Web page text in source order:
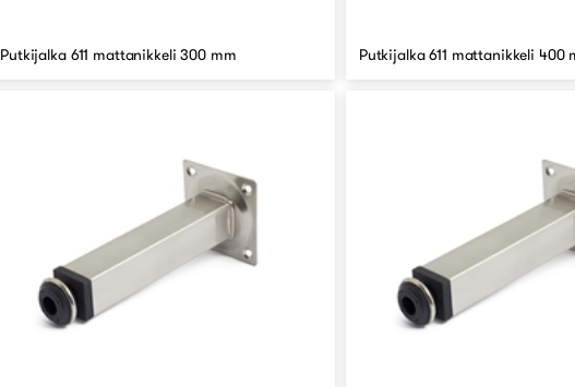
Putkijalka 611 mattanikkeli 300 mm Putkijalka 611 mattanikkeli 400